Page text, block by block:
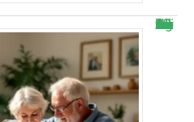
Bonne nouvelle : voici combien vous allez vraiment toucher avec la hausse Agirc-Arrco dès novembre